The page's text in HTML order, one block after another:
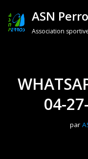
Aller
ASN
Association
04-
par